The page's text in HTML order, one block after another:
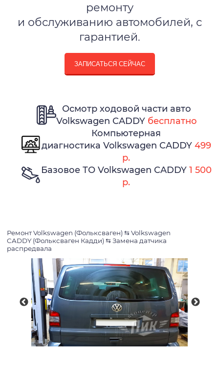
ремонту
и обслуживанию автомобилей, с
гарантией.
ЗАПИСАТЬСЯ СЕЙЧАС
Осмотр ходовой части авто
Volkswagen CADDY бесплатно
Компьютерная
диагностика Volkswagen CADDY 499
р.
Базовое ТО Volkswagen CADDY 1 500
р.
Ремонт Volkswagen (Фольксваген) ⇆ Volkswagen
CADDY (Фольксваген Кадди) ⇆ Замена датчика
распредвала